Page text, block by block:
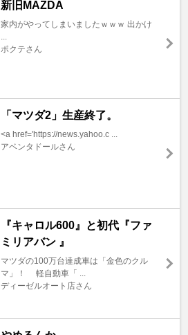
新旧MAZDA
家内がやってしまいましたｗｗｗ 出かけ
ポクテさん
「マツダ2」生産終了。
<a href='https://news.yahoo.c ...
アベンタドールさん
『キャロル600』と初代『ファ
ミリアバン 』
マツダの100万台達成車は「金色のクル
マ」！ 軽自動車「 ...
ディーゼルオート店さん